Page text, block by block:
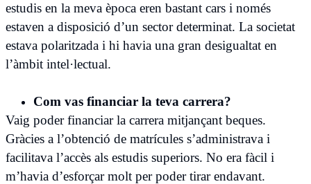
estudis en la meva època eren bastant cars i només
estaven a disposició d’un sector determinat. La societat
estava polaritzada i hi havia una gran desigualtat en
l’àmbit intel·lectual.
Com vas financiar la teva carrera?
Vaig poder financiar la carrera mitjançant beques.
Gràcies a l’obtenció de matrícules s’administrava i
facilitava l’accès als estudis superiors. No era fàcil i
m’havia d’esforçar molt per poder tirar endavant.